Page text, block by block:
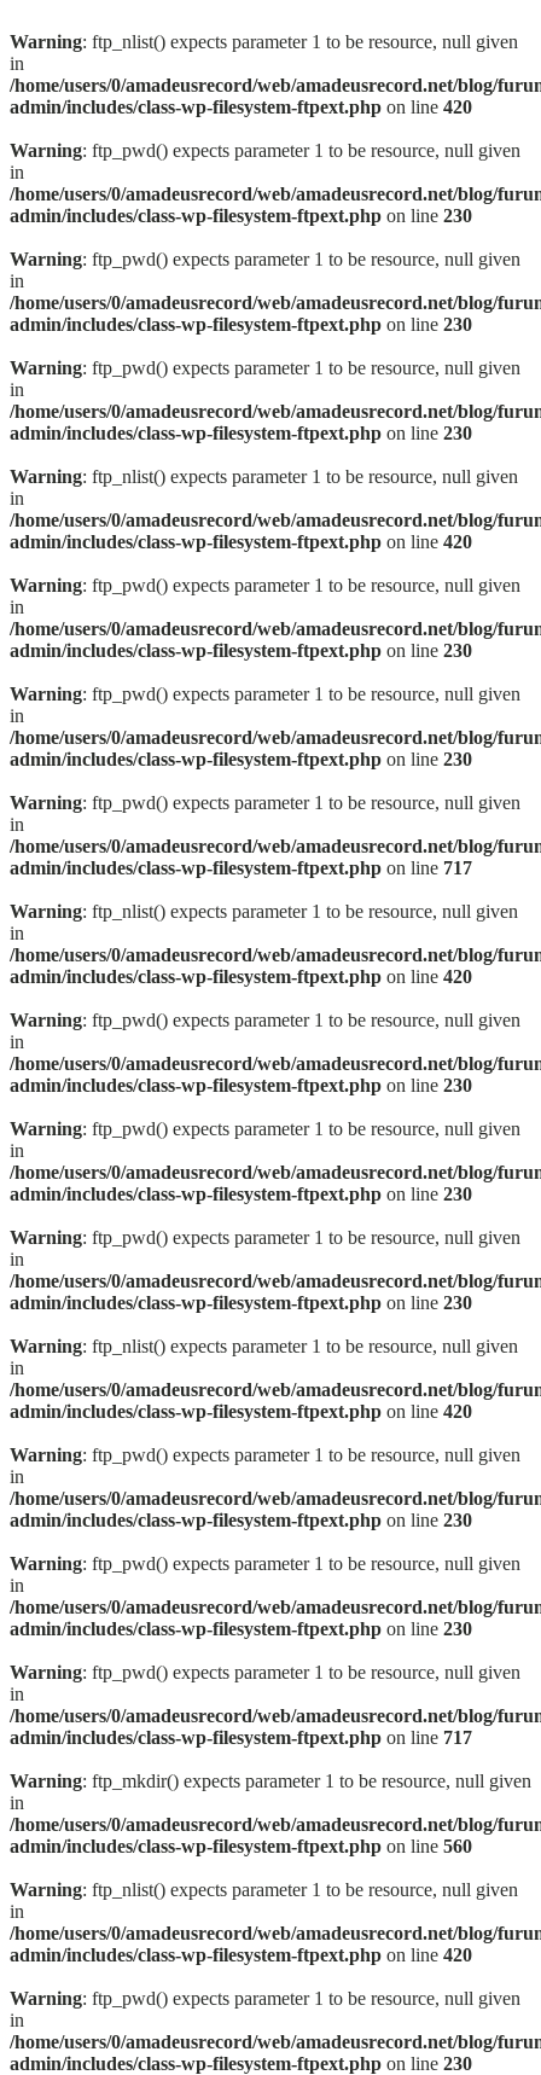
Warning: ftp_nlist() expects parameter 1 to be resource, null given
in
/home/users/0/amadeusrecord/web/amadeusrecord.net/blog/
admin/includes/class-wp-filesystem-ftpext.php on line 420
Warning: ftp_pwd() expects parameter 1 to be resource, null given
in
/home/users/0/amadeusrecord/web/amadeusrecord.net/blog/
admin/includes/class-wp-filesystem-ftpext.php on line 230
Warning: ftp_pwd() expects parameter 1 to be resource, null given
in
/home/users/0/amadeusrecord/web/amadeusrecord.net/blog/
admin/includes/class-wp-filesystem-ftpext.php on line 230
Warning: ftp_pwd() expects parameter 1 to be resource, null given
in
/home/users/0/amadeusrecord/web/amadeusrecord.net/blog/
admin/includes/class-wp-filesystem-ftpext.php on line 230
Warning: ftp_nlist() expects parameter 1 to be resource, null given
in
/home/users/0/amadeusrecord/web/amadeusrecord.net/blog/
admin/includes/class-wp-filesystem-ftpext.php on line 420
Warning: ftp_pwd() expects parameter 1 to be resource, null given
in
/home/users/0/amadeusrecord/web/amadeusrecord.net/blog/
admin/includes/class-wp-filesystem-ftpext.php on line 230
Warning: ftp_pwd() expects parameter 1 to be resource, null given
in
/home/users/0/amadeusrecord/web/amadeusrecord.net/blog/
admin/includes/class-wp-filesystem-ftpext.php on line 230
Warning: ftp_pwd() expects parameter 1 to be resource, null given
in
/home/users/0/amadeusrecord/web/amadeusrecord.net/blog/
admin/includes/class-wp-filesystem-ftpext.php on line 717
Warning: ftp_nlist() expects parameter 1 to be resource, null given
in
/home/users/0/amadeusrecord/web/amadeusrecord.net/blog/
admin/includes/class-wp-filesystem-ftpext.php on line 420
Warning: ftp_pwd() expects parameter 1 to be resource, null given
in
/home/users/0/amadeusrecord/web/amadeusrecord.net/blog/
admin/includes/class-wp-filesystem-ftpext.php on line 230
Warning: ftp_pwd() expects parameter 1 to be resource, null given
in
/home/users/0/amadeusrecord/web/amadeusrecord.net/blog/
admin/includes/class-wp-filesystem-ftpext.php on line 230
Warning: ftp_pwd() expects parameter 1 to be resource, null given
in
/home/users/0/amadeusrecord/web/amadeusrecord.net/blog/
admin/includes/class-wp-filesystem-ftpext.php on line 230
Warning: ftp_nlist() expects parameter 1 to be resource, null given
in
/home/users/0/amadeusrecord/web/amadeusrecord.net/blog/
admin/includes/class-wp-filesystem-ftpext.php on line 420
Warning: ftp_pwd() expects parameter 1 to be resource, null given
in
/home/users/0/amadeusrecord/web/amadeusrecord.net/blog/
admin/includes/class-wp-filesystem-ftpext.php on line 230
Warning: ftp_pwd() expects parameter 1 to be resource, null given
in
/home/users/0/amadeusrecord/web/amadeusrecord.net/blog/
admin/includes/class-wp-filesystem-ftpext.php on line 230
Warning: ftp_pwd() expects parameter 1 to be resource, null given
in
/home/users/0/amadeusrecord/web/amadeusrecord.net/blog/
admin/includes/class-wp-filesystem-ftpext.php on line 717
Warning: ftp_mkdir() expects parameter 1 to be resource, null given
in
/home/users/0/amadeusrecord/web/amadeusrecord.net/blog/
admin/includes/class-wp-filesystem-ftpext.php on line 560
Warning: ftp_nlist() expects parameter 1 to be resource, null given
in
/home/users/0/amadeusrecord/web/amadeusrecord.net/blog/
admin/includes/class-wp-filesystem-ftpext.php on line 420
Warning: ftp_pwd() expects parameter 1 to be resource, null given
in
/home/users/0/amadeusrecord/web/amadeusrecord.net/blog/
admin/includes/class-wp-filesystem-ftpext.php on line 230